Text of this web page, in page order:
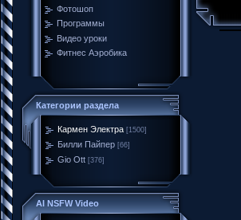
Фотошоп
Программы
Видео уроки
Фитнес Аэробика
Категории раздела
Кармен Электра [1500]
Билли Пайпер [66]
Gio Ott [376]
AI NSFW Video